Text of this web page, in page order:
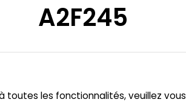
A2F245
toutes les fonctionnalités, veuillez vous